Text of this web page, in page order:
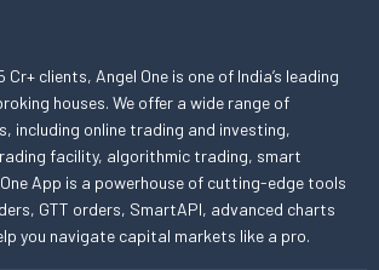
Cr+ clients, Angel One is one of India’s leading
houses. We offer a wide range of
including online trading and investing,
facility, algorithmic trading, smart
App is a powerhouse of cutting-edge tools
GTT orders, SmartAPI, advanced charts
you navigate capital markets like a pro.